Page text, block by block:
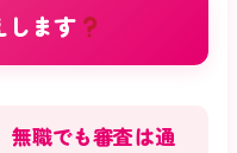
します
無職でも審査は通